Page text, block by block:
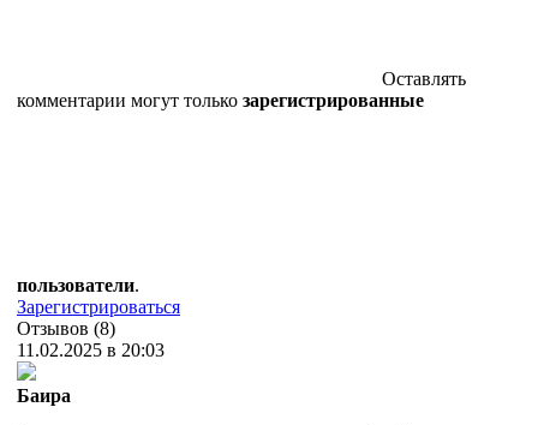
Оставлять
комментарии могут только зарегистрированные
пользователи.
Зарегистрироваться
Отзывов (8)
11.02.2025 в 20:03
Баира